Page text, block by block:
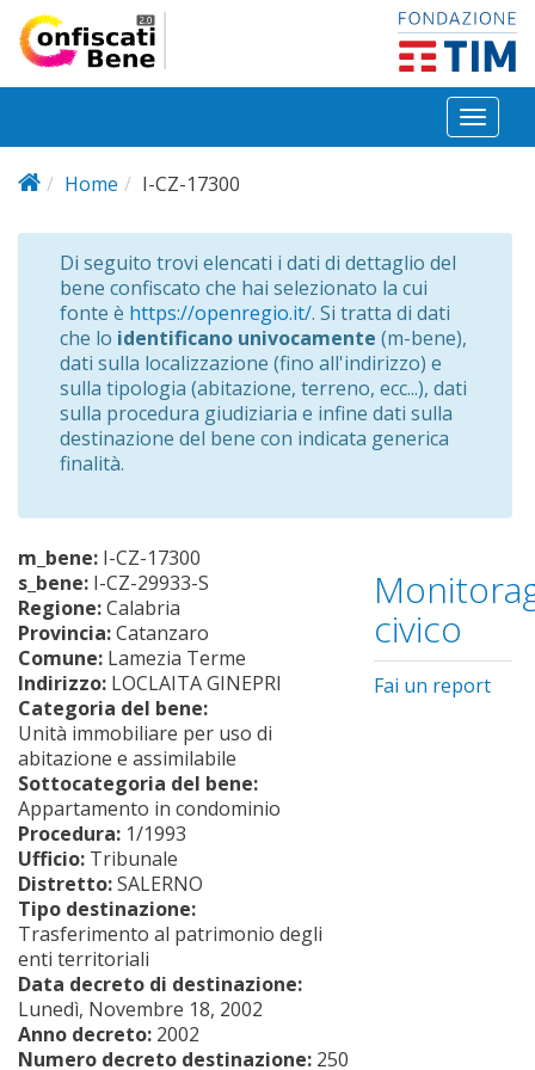
Salta al contenuto principale
Toggle
Home
I-CZ-17300
Di seguito trovi elencati i dati di dettaglio del
bene confiscato che hai selezionato la cui
fonte è https://openregio.it/. Si tratta di dati
che lo identificano univocamente (m-bene),
dati sulla localizzazione (fino all'indirizzo) e
sulla tipologia (abitazione, terreno, ecc...), dati
sulla procedura giudiziaria e infine dati sulla
destinazione del bene con indicata generica
finalità.
m_bene: I-CZ-17300
s_bene: I-CZ-29933-S
Regione:Calabria
Provincia:Catanzaro
Comune: Lamezia Terme
Indirizzo: LOCLAITA GINEPRI
Categoria del bene:
Unità immobiliare per uso di
abitazione e assimilabile
Sottocategoria del bene:
Appartamento in condominio
Procedura: 1/1993
Ufficio: Tribunale
Distretto:SALERNO
Tipo destinazione:
Trasferimento al patrimonio degli
enti territoriali
Data decreto di destinazione:
Lunedì, Novembre 18, 2002
Anno decreto: 2002
Numero decreto destinazione: 250
civico
Fai un report